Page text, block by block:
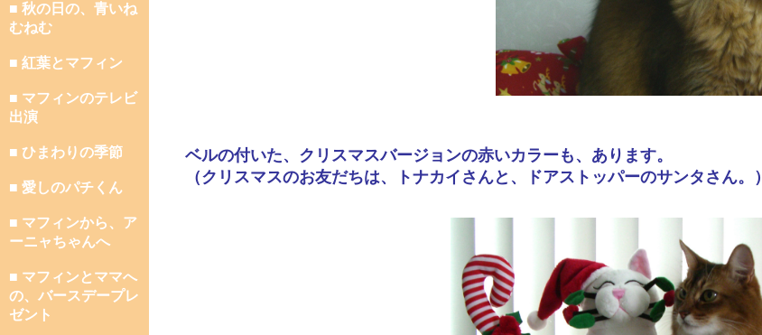
■ 秋の日の、青いね
むねむ
■ 紅葉とマフィン
■ マフィンのテレビ
出演
■ ひまわりの季節
■ 愛しのパチくん
■ マフィンから、ア
ーニャちゃんへ
■ マフィンとママへ
の、バースデープレ
ゼント
ベルの付いた、クリスマスバージョンの赤いカラーも、あります。
（クリスマスのお友だちは、トナカイさんと、ドアストッパーのサンタさん。）